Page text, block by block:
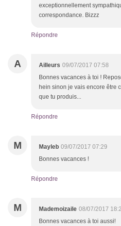
exceptionnellement
correspondance. Bizzz
Répondre
A Ailleurs 09/07/2017 07:58
Bonnes vacances à toi !
hein sinon je vais encore être
que tu produis...
Répondre
M Mayleb 09/07/2017 07:29
Bonnes vacances !
Répondre
M Mademoizaile 08/07/2017
Bonnes vacances à toi aussi!